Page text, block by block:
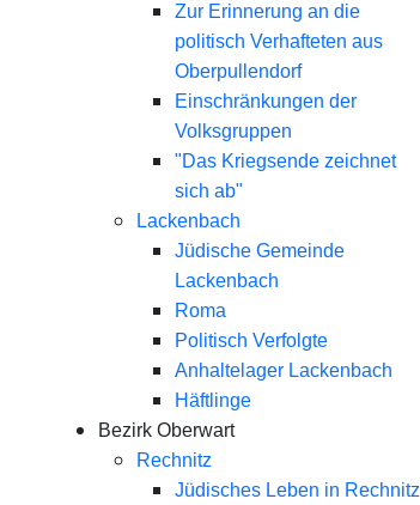
Zur Erinnerung an die
politisch Verhafteten aus
Oberpullendorf
Einschränkungen der
Volksgruppen
"Das Kriegsende zeichnet
sich ab"
Lackenbach
Jüdische Gemeinde
Lackenbach
Roma
Politisch Verfolgte
Anhaltelager Lackenbach
Häftlinge
Bezirk Oberwart
Rechnitz
Jüdisches Leben in Rechnitz